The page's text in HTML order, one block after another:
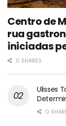
Centro de
rua
iniciadas
0 SHARES
Ulisses
0